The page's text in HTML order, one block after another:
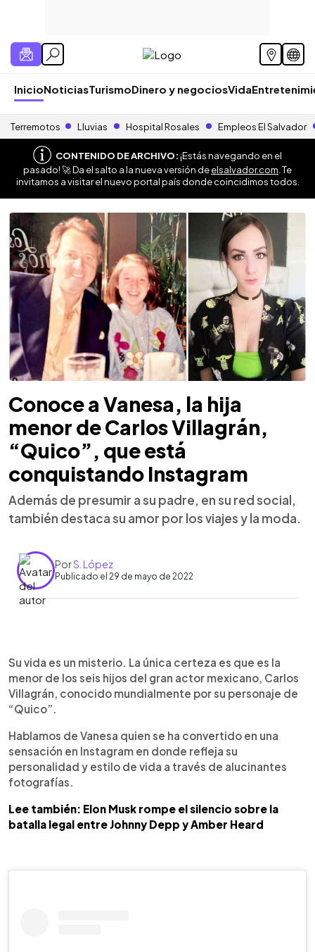
InicioNoticiasTurismoDinero y negociosVida
Terremotos Lluvias Hospital Rosales Empleos El Salvador
CONTENIDO DE ARCHIVO:¡Estás navegando en el
pasado! 🚀 Da el salto a la nueva versión deelsalvador.com . Te
invitamos a visitar el nuevo portal país donde coincidimos todos.
Conoce a Vanesa, la hija
menor de Carlos Villagrán,
“Quico”, que está
conquistando Instagram
Además de presumir a su padre, en su red social,
también destaca su amor por los viajes y la moda.
PorS. López
Publicado el 29 de mayo de 2022
Escuchar artículo
Su vida es un misterio. La única certeza es que es la
menor de los seis hijos del gran actor mexicano, Carlos
Villagrán, conocido mundialmente por su personaje de
“Quico”.
Hablamos de Vanesa quien se ha convertido en una
sensación en Instagram en donde refleja su
personalidad y estilo de vida a través de alucinantes
fotografías.
Lee también: Elon Musk rompe el silencio sobre la
batalla legal entre Johnny Depp y Amber Heard